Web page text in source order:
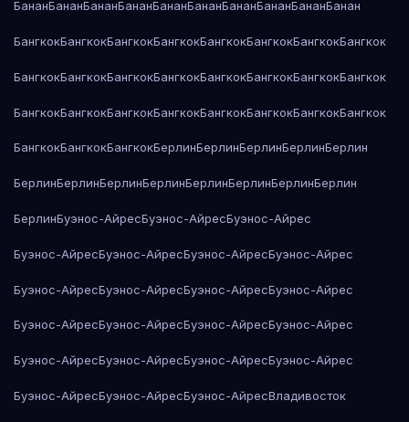
БананБананБананБананБананБананБананБананБананБанан
БангкокБангкокБангкокБангкокБангкокБангкокБангкокБангкок
БангкокБангкокБангкокБангкокБангкокБангкокБангкокБангкок
БангкокБангкокБангкокБангкокБангкокБангкокБангкокБангкок
БангкокБангкокБангкокБерлинБерлинБерлинБерлинБерлин
БерлинБерлинБерлинБерлинБерлинБерлинБерлинБерлин
БерлинБуэнос-АйресБуэнос-АйресБуэнос-Айрес
Буэнос-АйресБуэнос-АйресБуэнос-АйресБуэнос-Айрес
Буэнос-АйресБуэнос-АйресБуэнос-АйресБуэнос-Айрес
Буэнос-АйресБуэнос-АйресБуэнос-АйресБуэнос-Айрес
Буэнос-АйресБуэнос-АйресБуэнос-АйресБуэнос-Айрес
Буэнос-АйресБуэнос-АйресБуэнос-АйресВладивосток